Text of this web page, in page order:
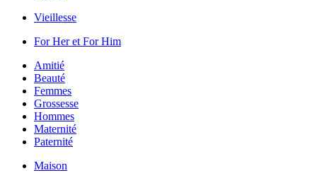
Vieillesse
For Her et For Him
Amitié
Beauté
Femmes
Grossesse
Hommes
Maternité
Paternité
Maison